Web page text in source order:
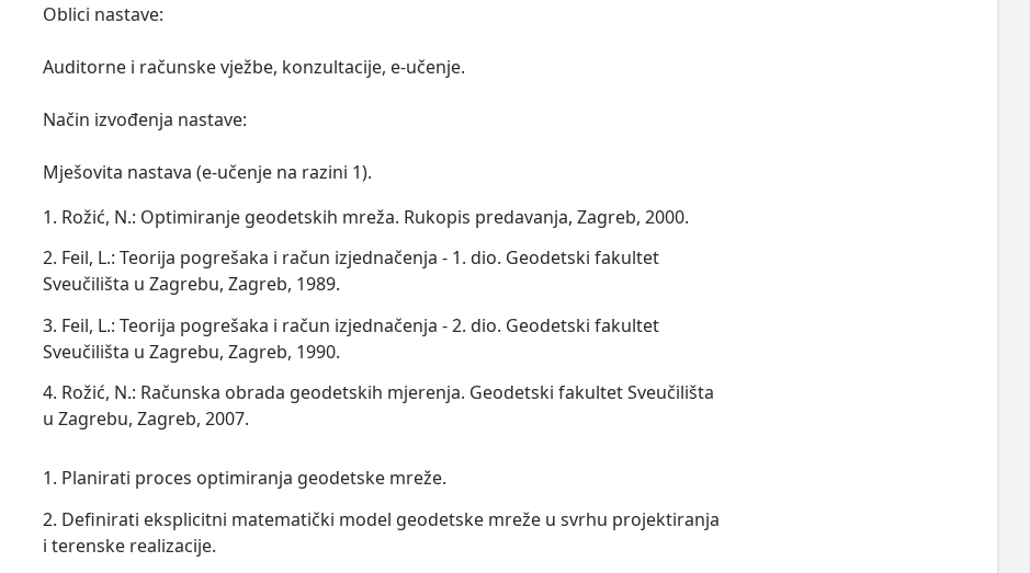
Oblici nastave:
Auditorne i računske vježbe, konzultacije, e-učenje.
Način izvođenja nastave:
Mješovita nastava (e-učenje na razini 1).
1. Rožić, N.: Optimiranje geodetskih mreža. Rukopis predavanja, Zagreb, 2000.
2. Feil, L.: Teorija pogrešaka i račun izjednačenja - 1. dio. Geodetski fakultet
Sveučilišta u Zagrebu, Zagreb, 1989.
3. Feil, L.: Teorija pogrešaka i račun izjednačenja - 2. dio. Geodetski fakultet
Sveučilišta u Zagrebu, Zagreb, 1990.
4. Rožić, N.: Računska obrada geodetskih mjerenja. Geodetski fakultet Sveučilišta
u Zagrebu, Zagreb, 2007.
1. Planirati proces optimiranja geodetske mreže.
2. Definirati eksplicitni matematički model geodetske mreže u svrhu projektiranja
i terenske realizacije.